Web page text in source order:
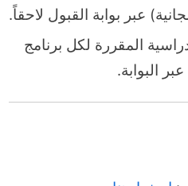
عبر بوابة القبول لاحقاً.
المقررة لكل برنامج
البوابة.